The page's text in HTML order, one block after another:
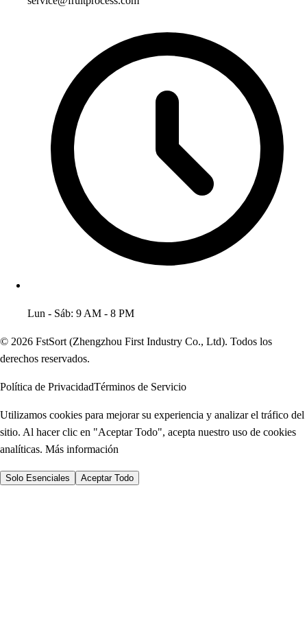
Lun - Sáb: 9 AM - 8 PM
© 2026 FstSort (Zhengzhou First Industry Co., Ltd). Todos los
derechos reservados.
Política de PrivacidadTérminos de Servicio
Utilizamos cookies para mejorar su experiencia y analizar el tráfico del
sitio. Al hacer clic en "Aceptar Todo", acepta nuestro uso de cookies
analíticas. Más información
Solo Esenciales Aceptar Todo